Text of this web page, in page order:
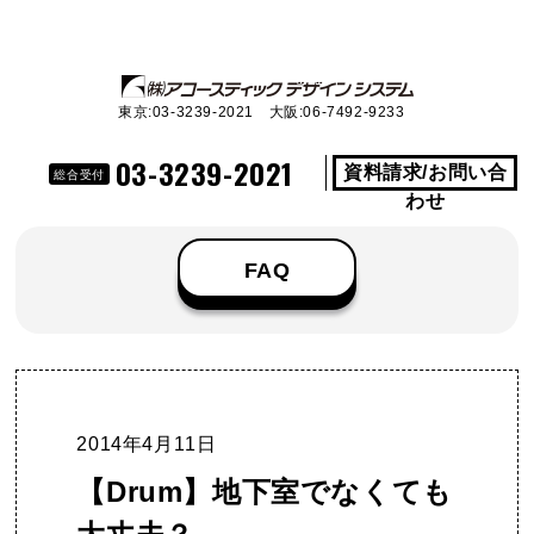
東京:03-3239-2021 大阪:06-7492-9233
総合受付 03-3239-2021
資料請求/お問い合
わせ
FAQ
2014年4月11日
【Drum】地下室でなくても